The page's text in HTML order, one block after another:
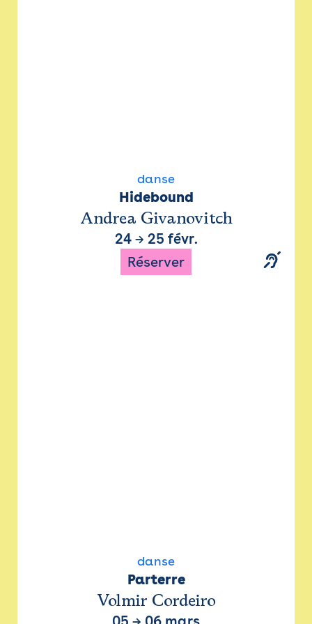
danse
Hidebound
Andrea Givanovitch
24→ 25 févr.
Réserver
danse
Parterre
Volmir Cordeiro